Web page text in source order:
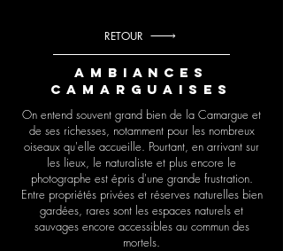
RETOUR
Ambiances
camarguaises
On entend souvent grand bien de la Camargue et
de ses richesses, notamment pour les nombreux
oiseaux qu'elle accueille. Pourtant, en arrivant sur
les lieux, le naturaliste et plus encore le
photographe est épris d'une grande frustration.
Entre propriétés privées et réserves naturelles bien
gardées, rares sont les espaces naturels et
sauvages encore accessibles au commun des
mortels.